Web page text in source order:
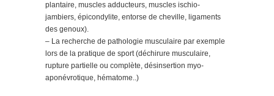
plantaire, muscles adducteurs, muscles ischio-
jambiers, épicondylite, entorse de cheville, ligaments
des genoux).
– La recherche de pathologie musculaire par exemple
lors de la pratique de sport (déchirure musculaire,
rupture partielle ou complète, désinsertion myo-
aponévrotique, hématome..)